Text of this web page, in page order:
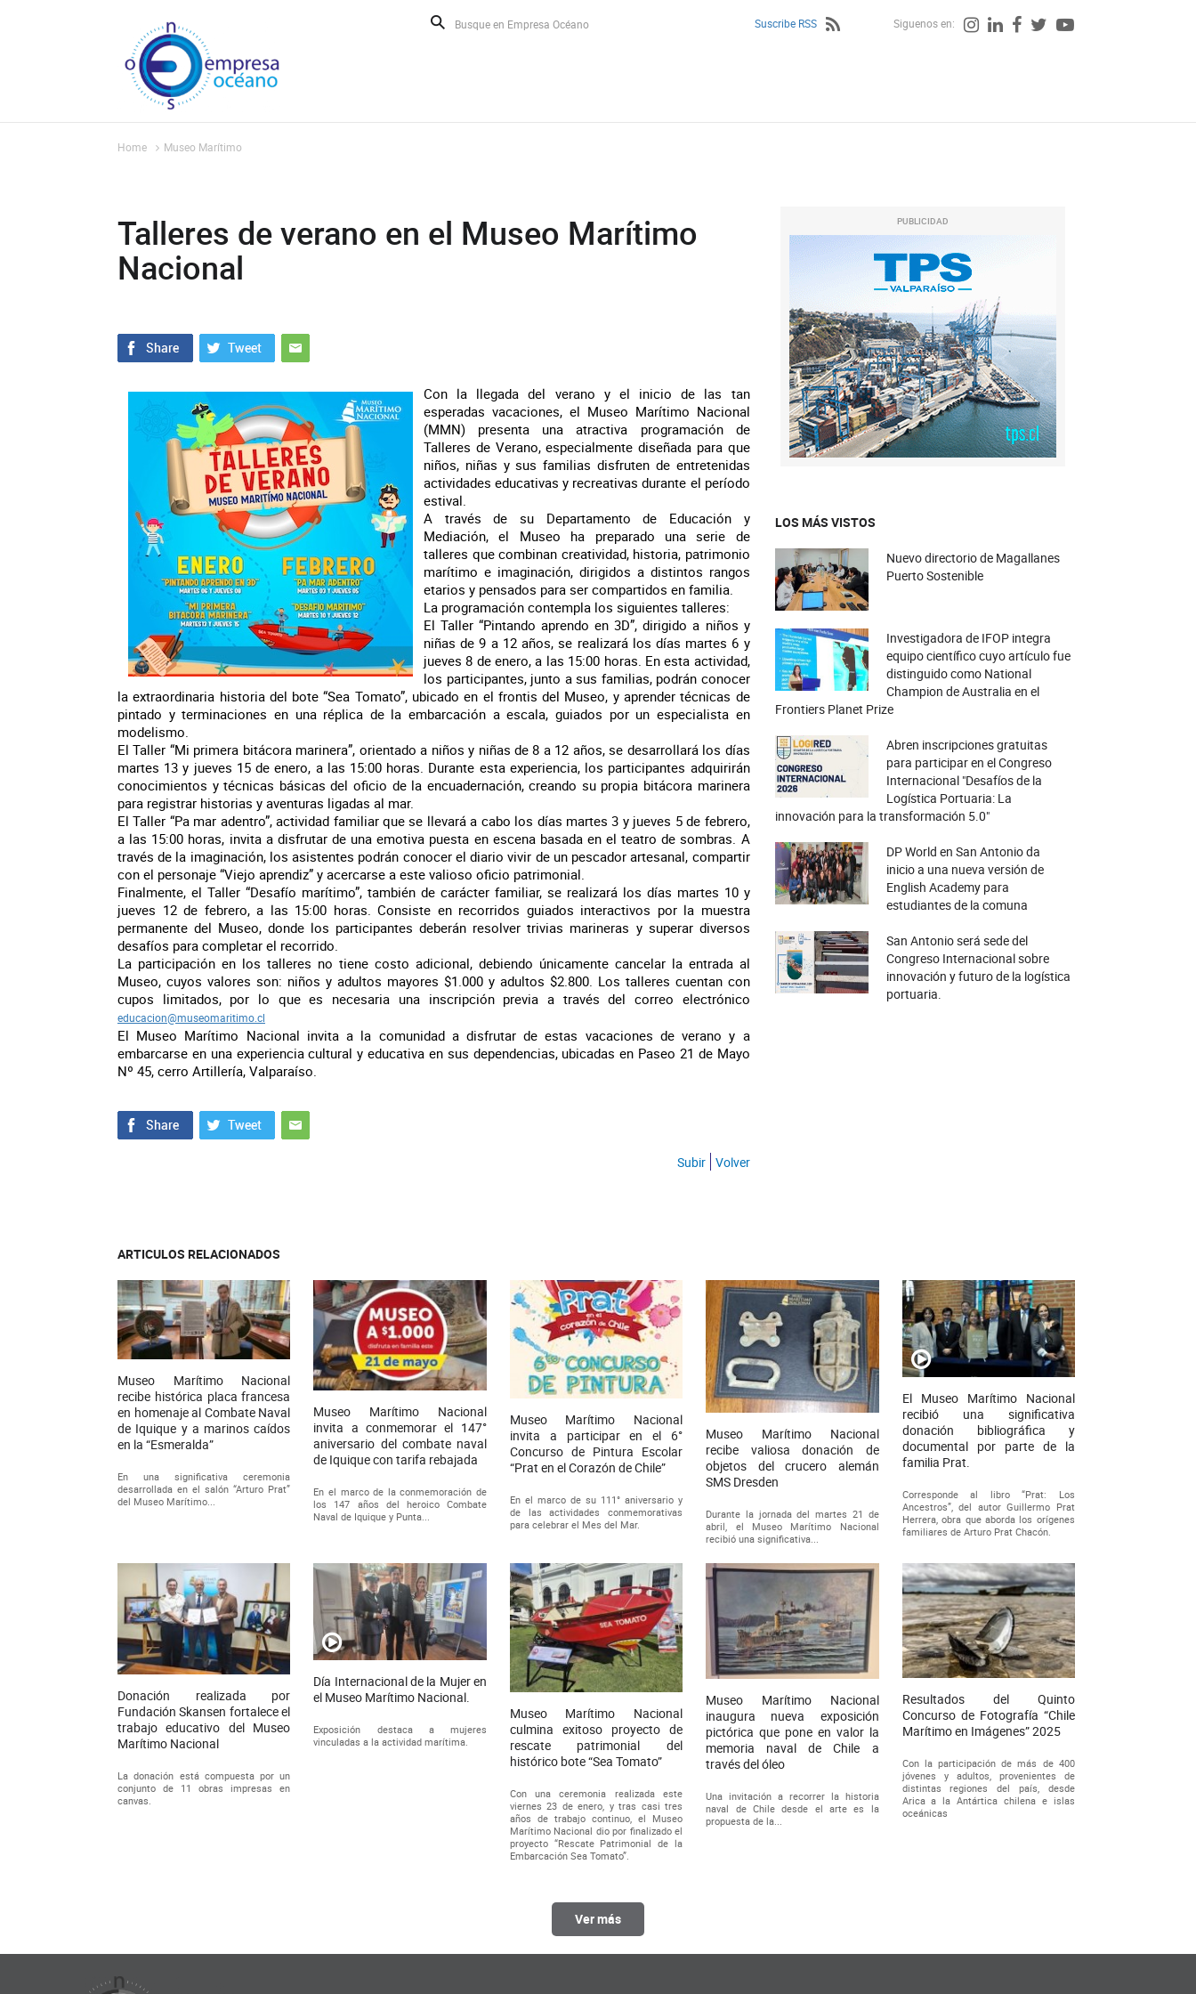
Suscribe RSS Siguenos en:
Home Museo Marítimo
Talleres de verano en el Museo Marítimo
Nacional
Con la llegada del verano y el inicio de las tan
esperadas vacaciones, el Museo Marítimo Nacional
(MMN) presenta una atractiva programación de
Talleres de Verano, especialmente diseñada para que
niños, niñas y sus familias disfruten de entretenidas
actividades educativas y recreativas durante el período
estival.
A través de su Departamento de Educación y
Mediación, el Museo ha preparado una serie de
talleres que combinan creatividad, historia, patrimonio
marítimo e imaginación, dirigidos a distintos rangos
etarios y pensados para ser compartidos en familia.
La programación contempla los siguientes talleres:
El Taller “Pintando aprendo en 3D”, dirigido a niños y
niñas de 9 a 12 años, se realizará los días martes 6 y
jueves 8 de enero, a las 15:00 horas. En esta actividad,
los participantes, junto a sus familias, podrán conocer
la extraordinaria historia del bote “Sea Tomato”, ubicado en el frontis del Museo, y aprender técnicas de
pintado y terminaciones en una réplica de la embarcación a escala, guiados por un especialista en
modelismo.
El Taller “Mi primera bitácora marinera”, orientado a niños y niñas de 8 a 12 años, se desarrollará los días
martes 13 y jueves 15 de enero, a las 15:00 horas. Durante esta experiencia, los participantes adquirirán
conocimientos y técnicas básicas del oficio de la encuadernación, creando su propia bitácora marinera
para registrar historias y aventuras ligadas al mar.
El Taller “Pa mar adentro”, actividad familiar que se llevará a cabo los días martes 3 y jueves 5 de febrero,
a las 15:00 horas, invita a disfrutar de una emotiva puesta en escena basada en el teatro de sombras. A
través de la imaginación, los asistentes podrán conocer el diario vivir de un pescador artesanal, compartir
con el personaje “Viejo aprendiz” y acercarse a este valioso oficio patrimonial.
Finalmente, el Taller “Desafío marítimo”, también de carácter familiar, se realizará los días martes 10 y
jueves 12 de febrero, a las 15:00 horas. Consiste en recorridos guiados interactivos por la muestra
permanente del Museo, donde los participantes deberán resolver trivias marineras y superar diversos
desafíos para completar el recorrido.
La participación en los talleres no tiene costo adicional, debiendo únicamente cancelar la entrada al
Museo, cuyos valores son: niños y adultos mayores $1.000 y adultos $2.800. Los talleres cuentan con
cupos limitados, por lo que es necesaria una inscripción previa a través del correo electrónico
educacion@museomaritimo.cl
El Museo Marítimo Nacional invita a la comunidad a disfrutar de estas vacaciones de verano y a
embarcarse en una experiencia cultural y educativa en sus dependencias, ubicadas en Paseo 21 de Mayo
Nº 45, cerro Artillería, Valparaíso.
Subir Volver
PUBLICIDAD
LOS MÁS VISTOS
Nuevo directorio de Magallanes
Puerto Sostenible
Investigadora de IFOP integra
equipo científico cuyo artículo fue
distinguido como National
Champion de Australia en el
Frontiers Planet Prize
Abren inscripciones gratuitas
para participar en el Congreso
Internacional "Desafíos de la
Logística Portuaria: La
innovación para la transformación 5.0"
DP World en San Antonio da
inicio a una nueva versión de
English Academy para
estudiantes de la comuna
San Antonio será sede del
Congreso Internacional sobre
innovación y futuro de la logística
portuaria.
ARTICULOS RELACIONADOS
Museo Marítimo Nacional
recibe histórica placa francesa
en homenaje al Combate Naval
de Iquique y a marinos caídos
en la “Esmeralda”
En una significativa ceremonia
desarrollada en el salón “Arturo Prat”
del Museo Marítimo...
Museo Marítimo Nacional
invita a conmemorar el 147°
aniversario del combate naval
de Iquique con tarifa rebajada
En el marco de la conmemoración de
los 147 años del heroico Combate
Naval de Iquique y Punta...
Museo Marítimo Nacional
invita a participar en el 6°
Concurso de Pintura Escolar
“Prat en el Corazón de Chile”
En el marco de su 111° aniversario y
de las actividades conmemorativas
para celebrar el Mes del Mar.
Museo Marítimo Nacional
recibe valiosa donación de
objetos del crucero alemán
SMS Dresden
Durante la jornada del martes 21 de
abril, el Museo Marítimo Nacional
recibió una significativa...
El Museo Marítimo Nacional
recibió una significativa
donación bibliográfica y
documental por parte de la
familia Prat.
Corresponde al libro “Prat: Los
Ancestros”, del autor Guillermo Prat
Herrera, obra que aborda los orígenes
familiares de Arturo Prat Chacón.
Donación realizada por
Fundación Skansen fortalece el
trabajo educativo del Museo
Marítimo Nacional
La donación está compuesta por un
conjunto de 11 obras impresas en
canvas.
Día Internacional de la Mujer en
el Museo Marítimo Nacional.
Exposición destaca a mujeres
vinculadas a la actividad marítima.
Museo Marítimo Nacional
culmina exitoso proyecto de
rescate patrimonial del
histórico bote “Sea Tomato”
Con una ceremonia realizada este
viernes 23 de enero, y tras casi tres
años de trabajo continuo, el Museo
Marítimo Nacional dio por finalizado el
proyecto “Rescate Patrimonial de la
Embarcación Sea Tomato”.
Museo Marítimo Nacional
inaugura nueva exposición
pictórica que pone en valor la
memoria naval de Chile a
través del óleo
Una invitación a recorrer la historia
naval de Chile desde el arte es la
propuesta de la...
Resultados del Quinto
Concurso de Fotografía “Chile
Marítimo en Imágenes” 2025
Con la participación de más de 400
jóvenes y adultos, provenientes de
distintas regiones del país, desde
Arica a la Antártica chilena e islas
oceánicas
Ver más